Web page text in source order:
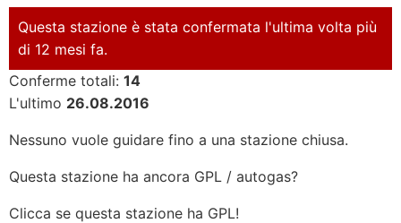
Questa stazione è stata confermata l'ultima volta più
di 12 mesi fa.
Conferme totali: 14
L'ultimo 26.08.2016
Nessuno vuole guidare fino a una stazione chiusa.
Questa stazione ha ancora GPL / autogas?
Clicca se questa stazione ha GPL!